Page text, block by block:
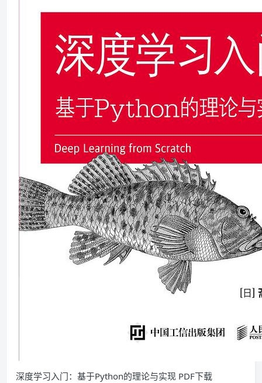
深度学习入门：基于Python的理论与实现 PDF下载